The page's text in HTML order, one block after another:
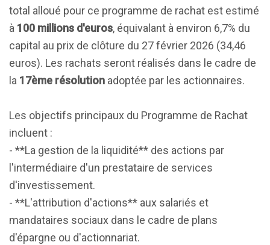
total alloué pour ce programme de rachat est estimé
à 100 millions d'euros, équivalant à environ 6,7% du
capital au prix de clôture du 27 février 2026 (34,46
euros). Les rachats seront réalisés dans le cadre de
la 17ème résolution adoptée par les actionnaires.
Les objectifs principaux du Programme de Rachat
incluent :
- **La gestion de la liquidité** des actions par
l'intermédiaire d'un prestataire de services
d'investissement.
- **L'attribution d'actions** aux salariés et
mandataires sociaux dans le cadre de plans
d'épargne ou d'actionnariat.